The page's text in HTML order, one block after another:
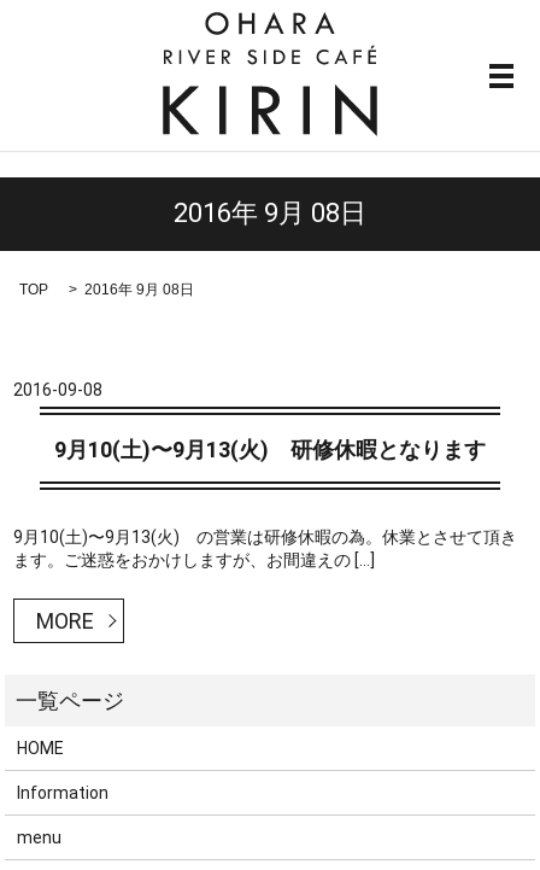
メ
2016年 9月 08日
TOP 2016年 9月 08日
2016-09-08
9月10(土)〜9月13(火) 研修休暇となります
9月10(土)〜9月13(火) の営業は研修休暇の為。休業とさせて頂き
ます。ご迷惑をおかけしますが、お間違えの […]
MORE
HOME
Information
menu